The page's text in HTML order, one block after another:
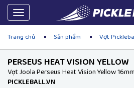
Toggle
navigation
Trang chủ Sản phẩm Vợt
PERSEUS HEAT VISION YELLOW
Vợt Joola Perseus Heat Vision Yellow
PICKLEBALL.VN